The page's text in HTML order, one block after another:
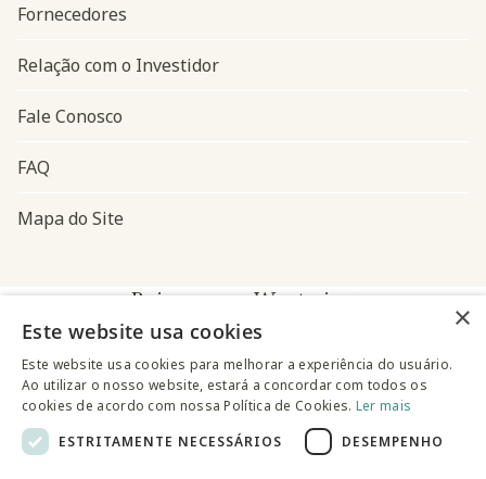
Fornecedores
Relação com o Investidor
Fale Conosco
FAQ
Mapa do Site
Baixe o app Westwing
×
Este website usa cookies
Este website usa cookies para melhorar a experiência do usuário.
Ao utilizar o nosso website, estará a concordar com todos os
cookies de acordo com nossa Política de Cookies. Ler mais
ESTRITAMENTE NECESSÁRIOS
DESEMPENHO